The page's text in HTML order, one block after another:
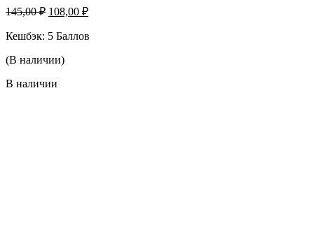
145,00₽ Первоначальная
составляла
108,00 ₽Текущая
108,00 ₽.
Кешбэк: 5 Баллов
(В наличии)
В наличии